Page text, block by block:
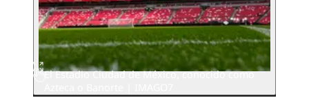
El Estadio Ciudad de México, conocido como